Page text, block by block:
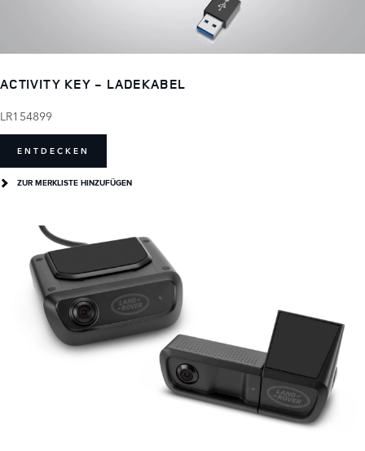
ACTIVITY KEY - LADEKABEL
LR154899
ENTDECKEN
ZUR MERKLISTE HINZUFÜGEN